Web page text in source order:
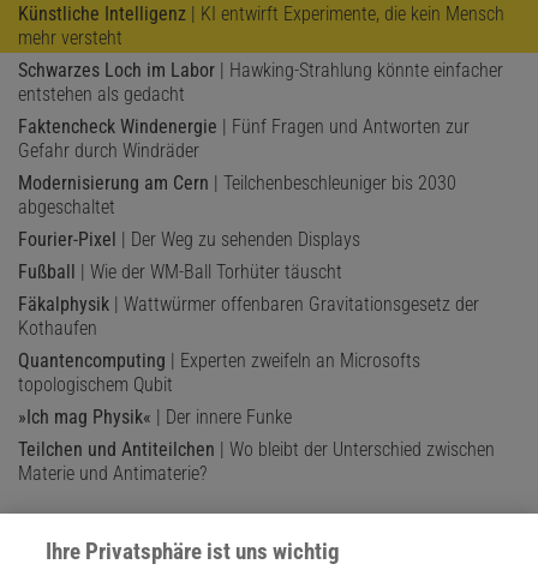
Künstliche Intelligenz | KI entwirft Experimente, die kein Mensch
mehr versteht
Schwarzes Loch im Labor | Hawking-Strahlung könnte einfacher
entstehen als gedacht
Faktencheck Windenergie | Fünf Fragen und Antworten zur
Gefahr durch Windräder
Modernisierung am Cern | Teilchenbeschleuniger bis 2030
abgeschaltet
Fourier-Pixel | Der Weg zu sehenden Displays
Fußball | Wie der WM-Ball Torhüter täuscht
Fäkalphysik | Wattwürmer offenbaren Gravitationsgesetz der
Kothaufen
Quantencomputing | Experten zweifeln an Microsofts
topologischem Qubit
»Ich mag Physik« | Der innere Funke
Teilchen und Antiteilchen | Wo bleibt der Unterschied zwischen
Materie und Antimaterie?
Ihre Privatsphäre ist uns wichtig